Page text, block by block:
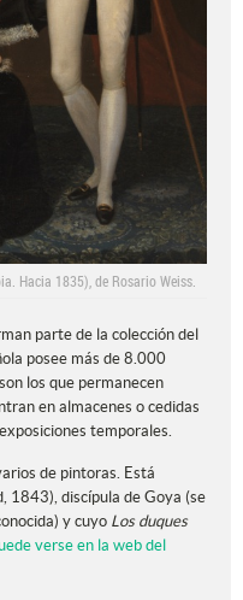
Hacia 1835), de Rosario Weiss.
parte de la colección del
posee más de 8.000
los que permanecen
en almacenes o cedidas
temporales.
de pintoras. Está
1843), discípula de Goya (se
y cuyo Los duques
verse en la web del